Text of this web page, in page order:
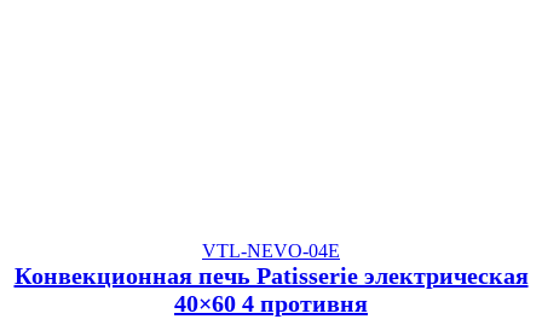
VTL-NEVO-04E
Конвекционная печь Patisserie электрическая
40×60 4 противня